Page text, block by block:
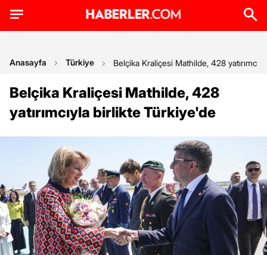
Anasayfa Türkiye Belçika Kraliçesi Mathilde, 428
Belçika Kraliçesi Mathilde, 428
yatırımcıyla birlikte Türkiye'de